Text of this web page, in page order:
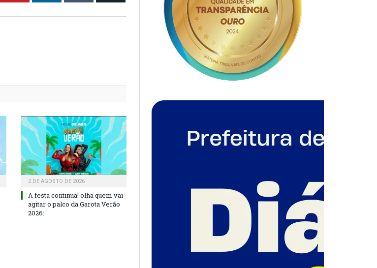
2 DE AGOSTO DE 2026
A festa continua! olha quem vai
agitar o palco da Garota Verão
2026: